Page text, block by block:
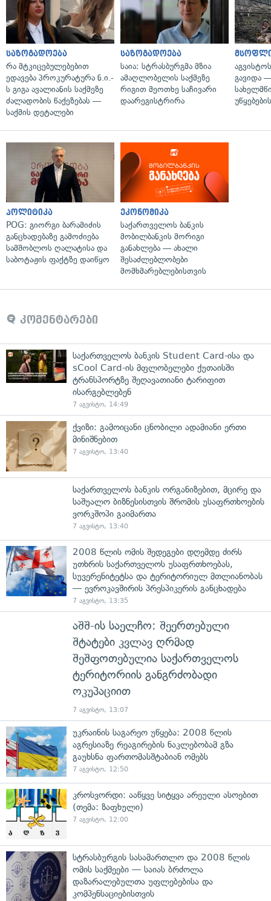
საზოგადოება
რა მტკიცებულებებით
ედავება პროკურატურა ნ.ი.-
ს გიგა ავალიანის საქმეზე
ძალადობის წაქეზებას —
საქმის დეტალები
საზოგადოება
საია: სტრასბურგმა მზია
ამაღლობელის საქმეზე
რიგით მეოთხე საჩივარი
დაარეგისტრირა
გავიდა
პოლიტიკა
POG: გიორგი ბარამიძის
განცხადებაზე გამოძიება
სამშობლოს ღალატისა და
საბოტაჟის ფაქტზე დაიწყო
ეკონომიკა
საქართველოს ბანკის
მობილბანკის მორიგი
განახლება — ახალი
შესაძლებლობები
მომხმარებლებისთვის
კომენტარები
საქართველოს ბანკის Student Card-ისა და
sCool Card-ის მფლობელები ქუთაისში
ტრანსპორტზე შეღავათიანი ტარიფით
ისარგებლებენ
7 აგვისტო, 14:49
ქვიზი: გამოიცანი ცნობილი ადამიანი ერთი
მინიშნებით
7 აგვისტო, 13:40
საქართველოს ბანკის ორგანიზებით, მცირე და
საშუალო ბიზნესისთვის შრომის უსაფრთხოების
ვორკშოპი გაიმართა
7 აგვისტო, 13:40
2008 წლის ომის შედეგები დღემდე ძირს
უთხრის საქართველოს უსაფრთხოებას,
სუვერენიტეტსა და ტერიტორიულ მთლიანობას
— ევროკავშირის პრესპიკერის განცხადება
7 აგვისტო, 13:35
აშშ-ის საელჩო: შეერთებული
შტატები კვლავ ღრმად
შეშფოთებულია საქართველოს
ტერიტორიის განგრძობადი
ოკუპაციით
7 აგვისტო, 13:07
უკრაინის საგარეო უწყება: 2008 წლის
აგრესიაზე რეაგირების ნაკლებობამ გზა
გაუხსნა ფართომასშტაბიან ომებს
7 აგვისტო, 12:50
კროსვორდი: ააწყვე სიტყვა არეული ასოებით
(თემა: ზაფხული)
7 აგვისტო, 12:00
სტრასბურგის სასამართლო და 2008 წლის
ომის საქმეები — საიას ბრძოლა
დაზარალებულთა უფლებებისა და
კომპენსაციებისთვის